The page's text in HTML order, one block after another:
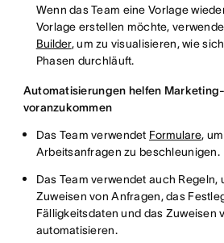
Wenn das Team eine Vorlage
Vorlage erstellen möchte,
Builder, um zu visualisieren, wie
Phasen durchläuft.
Automatisierungen helfen
voranzukommen
Das Team verwendet Formulare,
Arbeitsanfragen zu beschleunigen.
Das Team verwendet auch Regeln,
Zuweisen von Anfragen, das
Fälligkeitsdaten und das Zuweisen
automatisieren.